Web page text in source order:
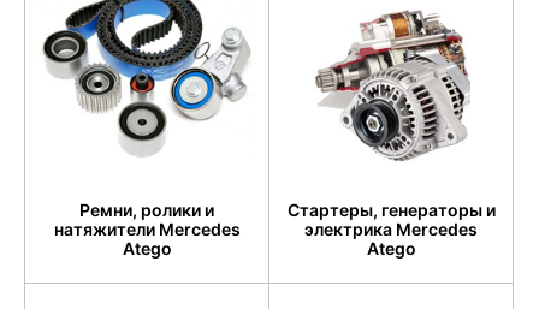
Ремни, ролики и
натяжители Mercedes
Atego
Стартеры, генераторы и
электрика Mercedes
Atego